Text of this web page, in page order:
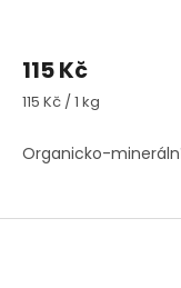
115 Kč
Měrná
115 Kč / 1 kg
Organicko-
Z